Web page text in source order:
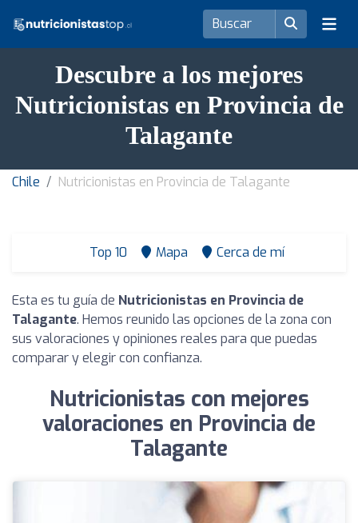
Descubre a los mejores
Nutricionistas en Provincia de
Talagante
Chile Nutricionistas en Provincia de Talagante
Top 10 Mapa Cerca de mí
Esta es tu guía de Nutricionistas en Provincia de
Talagante. Hemos reunido las opciones de la zona con
sus valoraciones y opiniones reales para que puedas
comparar y elegir con confianza.
Nutricionistas con mejores
valoraciones en Provincia de
Talagante